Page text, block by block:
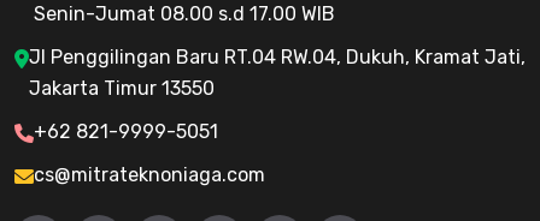
Senin-Jumat 08.00 s.d 17.00 WIB
Jl Penggilingan Baru RT.04 RW.04, Dukuh, Kramat Jati,
Jakarta Timur 13550
+62 821-9999-5051
cs@mitrateknoniaga.com